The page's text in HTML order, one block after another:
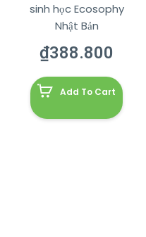
sinh học Ecosophy
Nhật Bản
₫388.800
Add To Cart